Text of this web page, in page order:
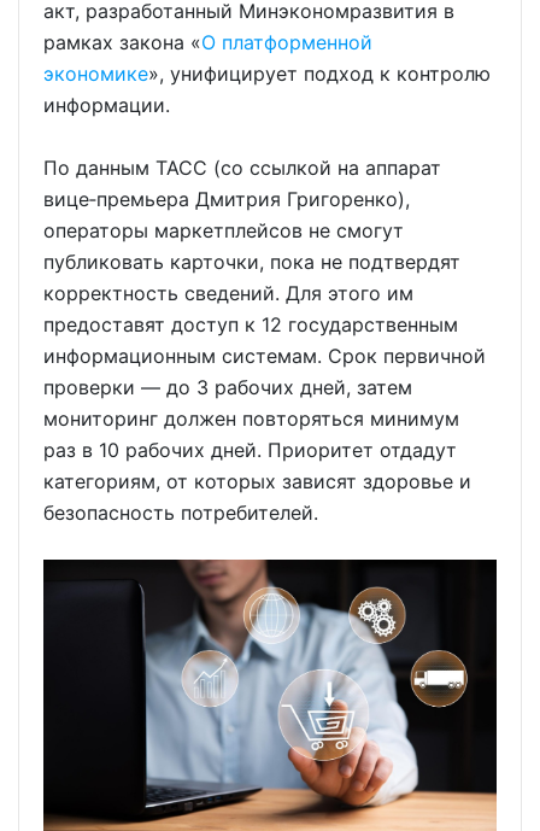
акт, разработанный Минэкономразвития в
рамках закона «О платформенной
экономике», унифицирует подход к контролю
информации.
По данным ТАСС (со ссылкой на аппарат
вице‑премьера Дмитрия Григоренко),
операторы маркетплейсов не смогут
публиковать карточки, пока не подтвердят
корректность сведений. Для этого им
предоставят доступ к 12 государственным
информационным системам. Срок первичной
проверки — до 3 рабочих дней, затем
мониторинг должен повторяться минимум
раз в 10 рабочих дней. Приоритет отдадут
категориям, от которых зависят здоровье и
безопасность потребителей.